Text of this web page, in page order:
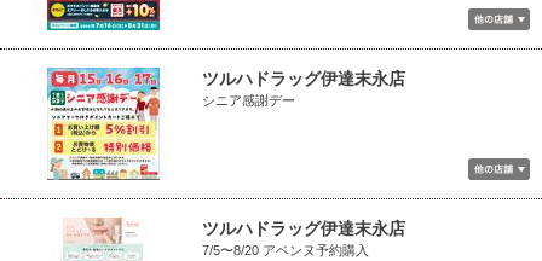
ツルハドラッグ伊達末永店
シニア感謝デー
ツルハドラッグ伊達末永店
7/5〜8/20 アベンヌ予約購入